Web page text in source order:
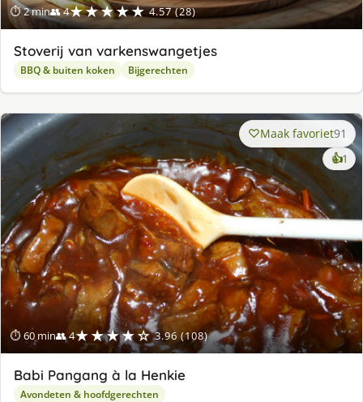
⏱ 2 min👥 4★★★★★ 4.57 (28)
Stoverij van varkenswangetjes
BBQ & buiten koken Bijgerechten
⏱ 60 min👥 4★★★★☆ 3.96 (108)
Maak favoriet91
👍1
Babi Pangang à la Henkie
Avondeten & hoofdgerechten